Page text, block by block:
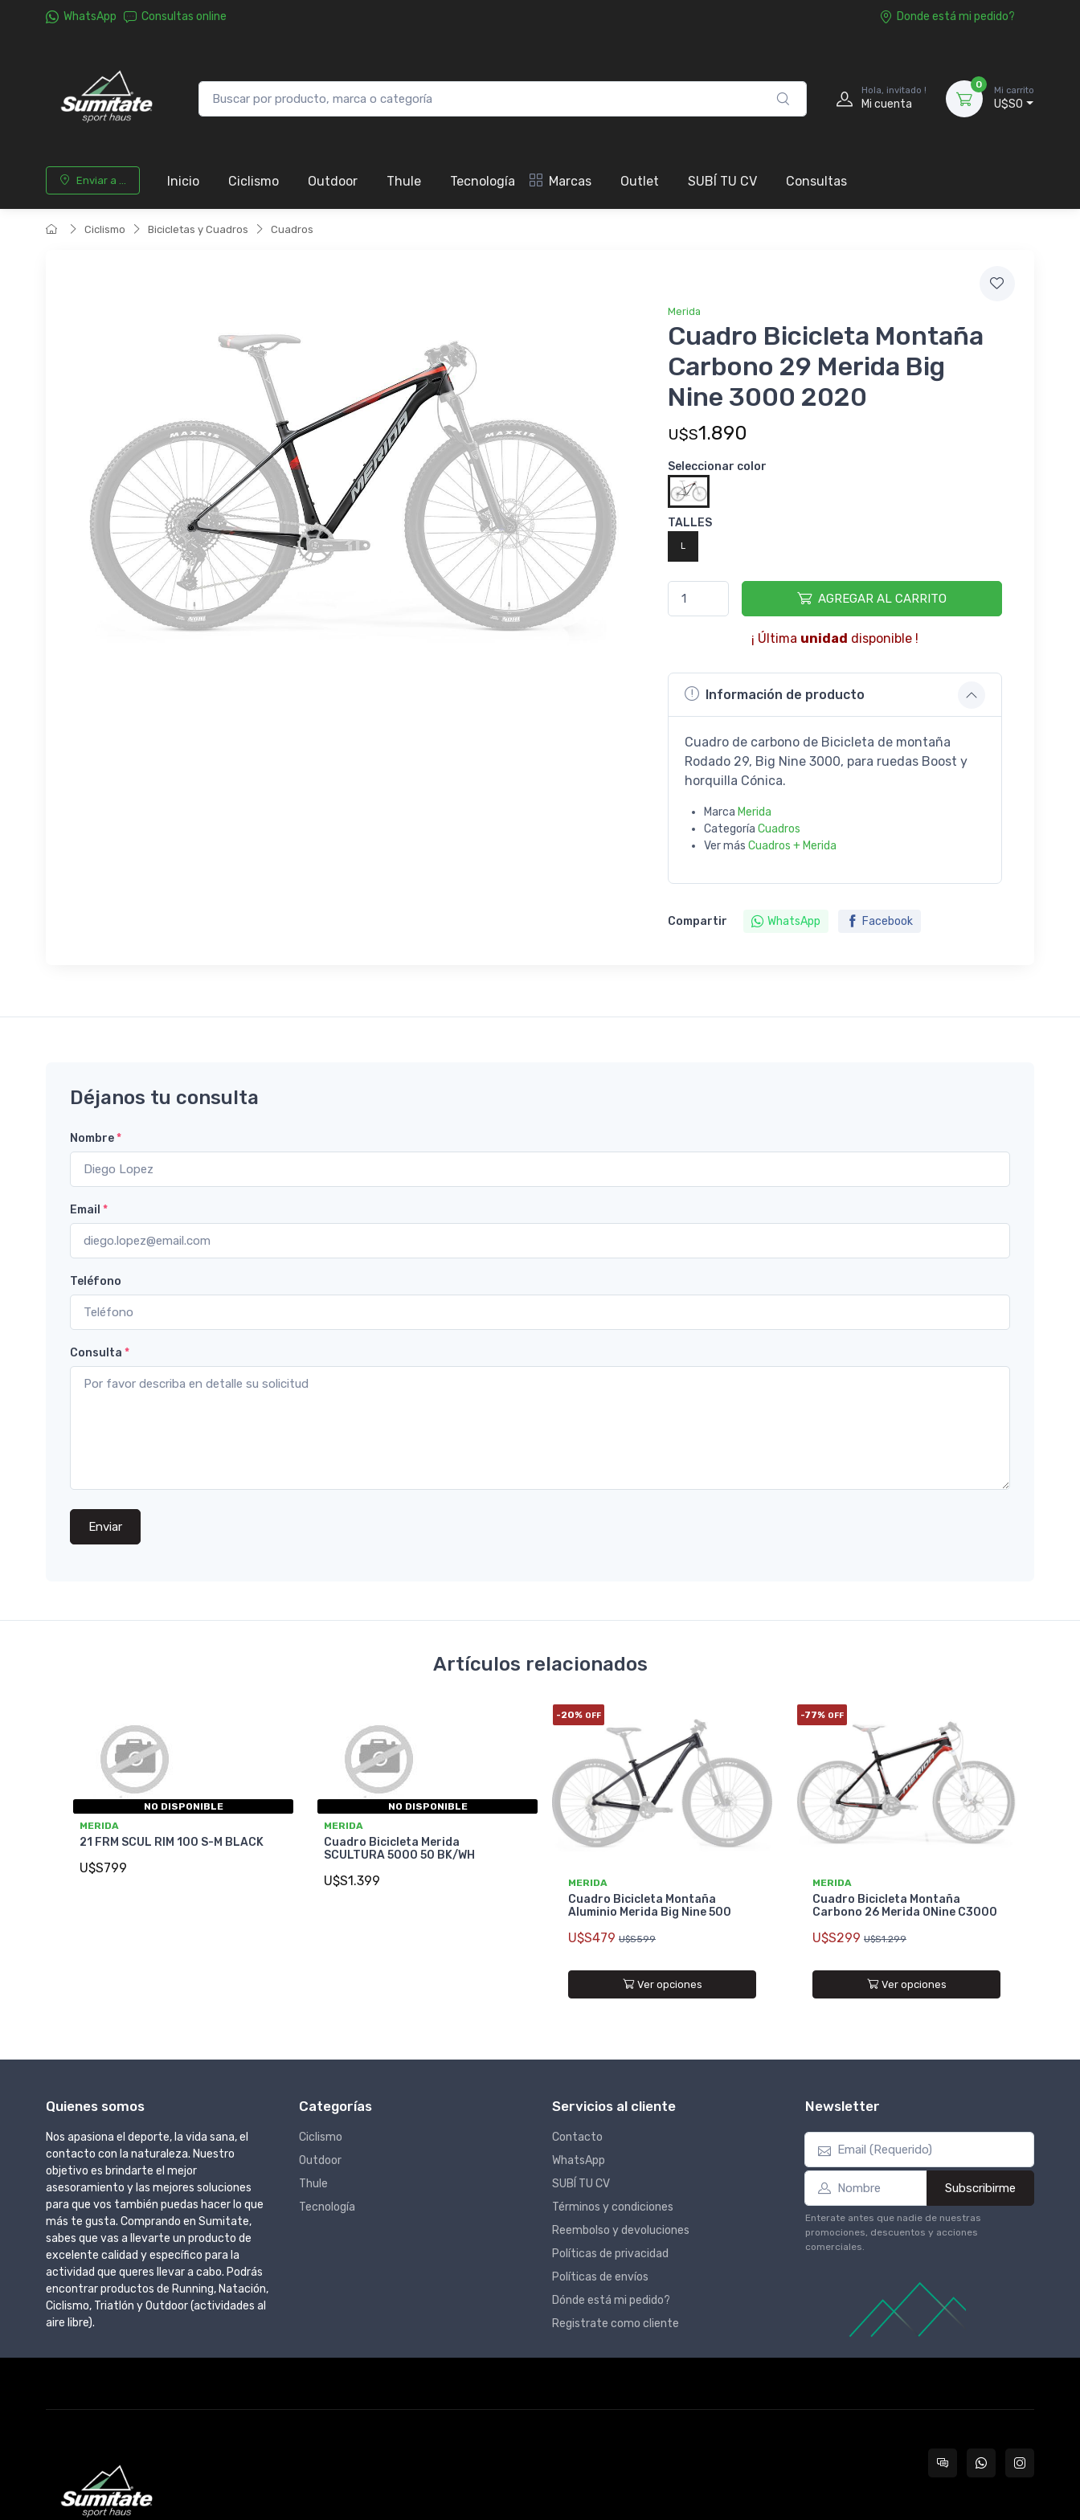
WhatsApp Consultas online Donde está mi pedido?
Hola, invitado !
Mi cuenta
0
Mi carrito
U$S0
Enviar a ... Inicio Ciclismo Outdoor Thule Tecnología Marcas Outlet SUBÍ TU CV Consultas
Ciclismo Bicicletas y Cuadros Cuadros
Merida
Cuadro Bicicleta Montaña
Carbono 29 Merida Big
Nine 3000 2020
U$S1.890
Seleccionar color
TALLES
L
AGREGAR AL CARRITO
¡ Última unidad disponible !
Información de producto
Cuadro de carbono de Bicicleta de montaña
Rodado 29, Big Nine 3000, para ruedas Boost y
horquilla Cónica.
Marca Merida
Categoría Cuadros
Ver más Cuadros + Merida
Compartir WhatsApp Facebook
Déjanos tu consulta
Nombre*
Email *
Teléfono
Consulta *
Enviar
Artículos relacionados
NO DISPONIBLE
MERIDA
21 FRM SCUL RIM 100 S-M BLACK
U$S799
NO DISPONIBLE
MERIDA
Cuadro Bicicleta Merida
SCULTURA 5000 50 BK/WH
U$S1.399
-20% OFF
MERIDA
Cuadro Bicicleta Montaña
Aluminio Merida Big Nine 500
U$S479 U$S599
Ver opciones
-77% OFF
MERIDA
Cuadro Bicicleta Montaña
Carbono 26 Merida ONine C3000
U$S299 U$S1.299
Ver opciones
Quienes somos
Nos apasiona el deporte, la vida sana, el
contacto con la naturaleza. Nuestro
objetivo es brindarte el mejor
asesoramiento y las mejores soluciones
para que vos también puedas hacer lo que
más te gusta. Comprando en Sumitate,
sabes que vas a llevarte un producto de
excelente calidad y específico para la
actividad que queres llevar a cabo. Podrás
encontrar productos de Running, Natación,
Ciclismo, Triatlón y Outdoor (actividades al
aire libre).
Categorías
Ciclismo
Outdoor
Thule
Tecnología
Servicios al cliente
Contacto
WhatsApp
SUBÍ TU CV
Términos y condiciones
Reembolso y devoluciones
Políticas de privacidad
Políticas de envíos
Dónde está mi pedido?
Registrate como cliente
Newsletter
Subscribirme
Enterate antes que nadie de nuestras
promociones, descuentos y acciones
comerciales.